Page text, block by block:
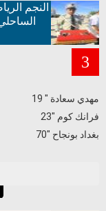
النجم
3
مهدي سعادة " 19
فرانك كوم "23
بغداد بونجاح "70